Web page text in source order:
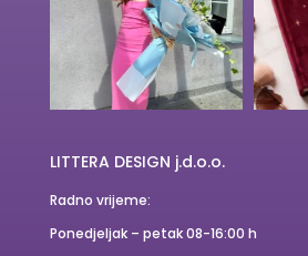
LITTERA DESIGN j.d.o.o.
Radno vrijeme:
Ponedjeljak – petak 08-16:00 h